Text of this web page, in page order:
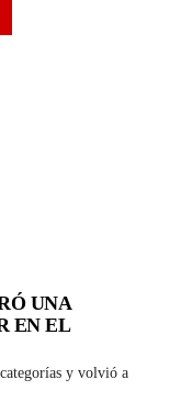
UNA
EN EL
y volvió a